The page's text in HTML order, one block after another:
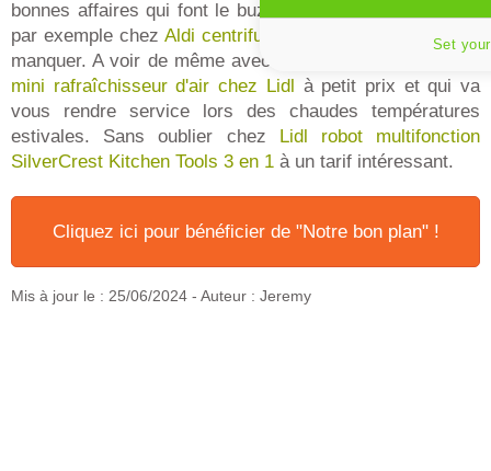
bonnes affaires qui font le buzz actuellement. On pense
par exemple chez Aldi centrifugeuse
pas chère à ne pas
manquer. A voir de même avec la
mini rafraîchisseur d'air chez Lidl à petit prix et qui va
vous rendre service lors des chaudes températures
estivales. Sans oublier chez Lidl robot multifonction
SilverCrest Kitchen Tools 3 en 1 à un tarif intéressant.
Cliquez ici pour bénéficier de "Notre bon plan" !
Mis à jour le : 25/06/2024 - Auteur : Jeremy
Set